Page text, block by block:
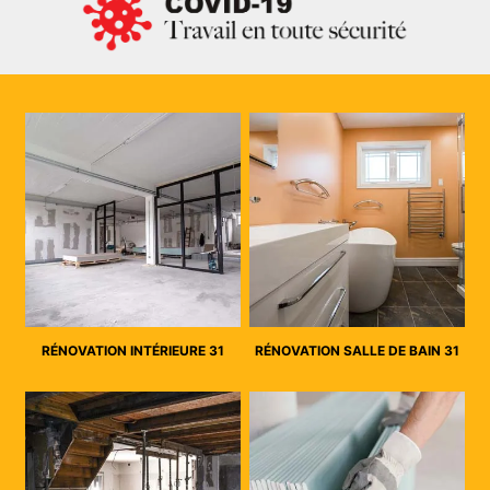
RÉNOVATION INTÉRIEURE 31 RÉNOVATION SALLE DE BAIN 31